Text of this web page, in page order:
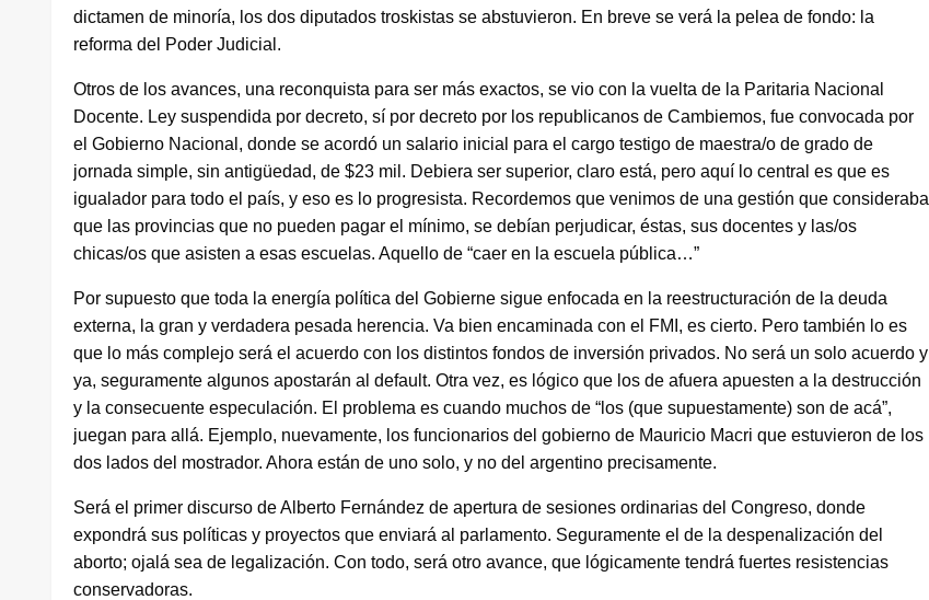
dictamen de minoría, los dos diputados troskistas se abstuvieron. En breve se verá la pelea de fondo: la
reforma del Poder Judicial.
Otros de los avances, una reconquista para ser más exactos, se vio con la vuelta de la Paritaria Nacional
Docente. Ley suspendida por decreto, sí por decreto por los republicanos de Cambiemos, fue convocada por
el Gobierno Nacional, donde se acordó un salario inicial para el cargo testigo de maestra/o de grado de
jornada simple, sin antigüedad, de $23 mil. Debiera ser superior, claro está, pero aquí lo central es que es
igualador para todo el país, y eso es lo progresista. Recordemos que venimos de una gestión que consideraba
que las provincias que no pueden pagar el mínimo, se debían perjudicar, éstas, sus docentes y las/os
chicas/os que asisten a esas escuelas. Aquello de “caer en la escuela pública…”
Por supuesto que toda la energía política del Gobierne sigue enfocada en la reestructuración de la deuda
externa, la gran y verdadera pesada herencia. Va bien encaminada con el FMI, es cierto. Pero también lo es
que lo más complejo será el acuerdo con los distintos fondos de inversión privados. No será un solo acuerdo y
ya, seguramente algunos apostarán al default. Otra vez, es lógico que los de afuera apuesten a la destrucción
y la consecuente especulación. El problema es cuando muchos de “los (que supuestamente) son de acá”,
juegan para allá. Ejemplo, nuevamente, los funcionarios del gobierno de Mauricio Macri que estuvieron de los
dos lados del mostrador. Ahora están de uno solo, y no del argentino precisamente.
Será el primer discurso de Alberto Fernández de apertura de sesiones ordinarias del Congreso, donde
expondrá sus políticas y proyectos que enviará al parlamento. Seguramente el de la despenalización del
aborto; ojalá sea de legalización. Con todo, será otro avance, que lógicamente tendrá fuertes resistencias
conservadoras.